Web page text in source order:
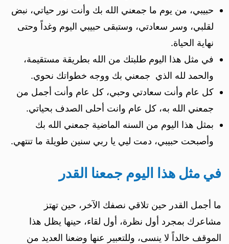
حبيبي، من يوم ما جمعني الله بك وأنت نور حياتي، نبض
لقلبي، وسر سعادتي، وستبقى حبيبي اليوم وغداً وحتى
نهاية الحياة.
في مثل هذا اليوم طلبتك من الله بطريقة مستقيمة،
والحمد لله الذي جمعني بك ووجه خطواتك نحوي.
كل عام وأنت سعادتي وحبي، كل عام وأنت أجمل من
جمعني الله به، كل عام وانت أحلى الصدف بحياتي.
بمثل هذا اليوم من السنه الماضية جمعني الله بك
وأصبحت حبيبي، دمت ليي يا ربي سنين طويلة ما تنتهي.
في مثل هذا اليوم جمعنا القدر
ما أجمل القدر حين تلاقي نصفك الآخر، حين تهتز
مشاعرك بمجرد أول نظرة، أول لقاء، حينها يظل هذا
الموقف خالداً لا ينسى، وللتعبير عنها وضعنا العديد من